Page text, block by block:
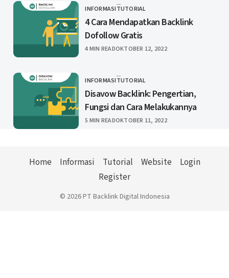
CATEGORY
INFORMASITUTORIAL
4 Cara Mendapatkan Backlink
Dofollow Gratis
4 MIN READPUBLISHED
OKTOBER 12, 2022
CATEGORY
INFORMASITUTORIAL
Disavow Backlink: Pengertian,
Fungsi dan Cara Melakukannya
5 MIN READPUBLISHED
OKTOBER 11, 2022
Home Informasi Tutorial Website
Login
Register
© 2026 PT Backlink Digital Indonesia